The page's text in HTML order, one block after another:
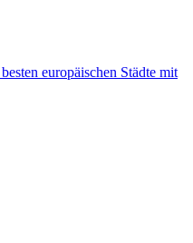
europäischen Städte mit